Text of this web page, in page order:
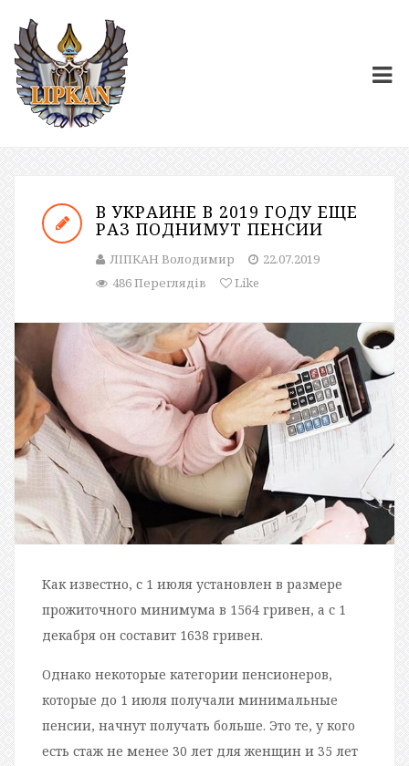
В УКРАИНЕ В 2019 ГОДУ ЕЩЕ
РАЗ ПОДНИМУТ ПЕНСИИ
ЛІПКАН Володимир
22.07.2019
486 Переглядів
Like
Как известно, с 1 июля установлен в размере
прожиточного минимума в 1564 гривен, а с 1
декабря он составит 1638 гривен.
Однако некоторые категории пенсионеров,
которые до 1 июля получали минимальные
пенсии, начнут получать больше. Это те, у кого
есть стаж не менее 30 лет для женщин и 35 лет